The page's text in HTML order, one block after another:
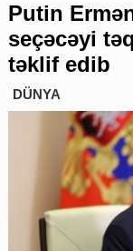
Putin
seçəcəyi
təklif edib
DÜNYA